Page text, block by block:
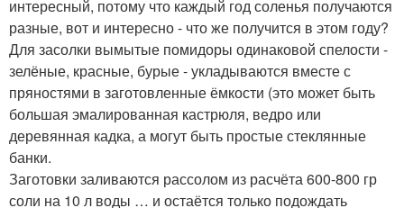
интересный, потому что каждый год соленья получаются
разные, вот и интересно - что же получится в этом году?
Для засолки вымытые помидоры одинаковой спелости -
зелёные, красные, бурые - укладываются вместе с
пряностями в заготовленные ёмкости (это может быть
большая эмалированная кастрюля, ведро или
деревянная кадка, а могут быть простые стеклянные
банки.
Заготовки заливаются рассолом из расчёта 600-800 гр
соли на 10 л воды … и остаётся только подождать